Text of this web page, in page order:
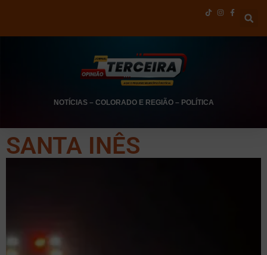
NOTÍCIAS– COLORADO E REGIÃO– POLÍTICA
SANTA INÊS